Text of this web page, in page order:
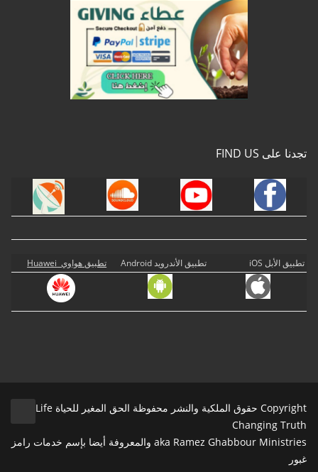
تجدنا على FIND US
تطبيق الأبل iOS تطبيق الأندرويد Android تطبيق هواوي Huawei
Copyright حقوق الملكية والنشر محفوظة الحق المغير للحياة Life
Changing Truth
aka Ramez Ghabbour Ministries والمعروفة أيضا بإسم خدمات رامز
غبور